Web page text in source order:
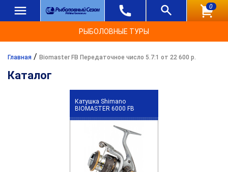
0
РЫБОЛОВНЫЕ ТУРЫ
Главная / Biomaster FB Передаточное число 5.7:1 от 22 600 р.
Каталог
Катушка Shimano
BIOMASTER 6000 FB